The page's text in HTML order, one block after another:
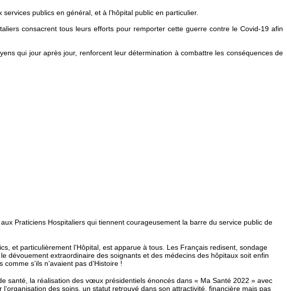
publics en général, et à l’hôpital public en particulier.
consacrent tous leurs efforts pour remporter cette guerre contre le Covid-19 afin
qui jour après jour, renforcent leur détermination à combattre les conséquences de
Praticiens Hospitaliers qui tiennent courageusement la barre du service public de
et particulièrement l’Hôpital, est apparue à tous. Les Français redisent, sondage
dévouement extraordinaire des soignants et des médecins des hôpitaux soit enfin
s’ils n’avaient pas d’Histoire !
santé, la réalisation des vœux présidentiels énoncés dans « Ma Santé 2022 » avec
des soins, un statut retrouvé dans son attractivité, financière mais pas